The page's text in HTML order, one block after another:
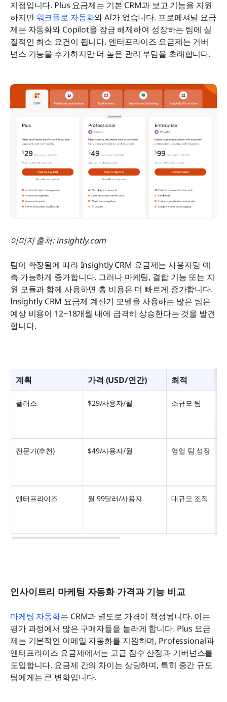
지점입니다. Plus 요금제는 기본 CRM과 보고 기능을 지원
하지만 워크플로 자동화와 AI가 없습니다. 프로페셔널 요금
제는 자동화와 Copilot을 잠금 해제하여 성장하는 팀에 실
질적인 최소 요건이 됩니다. 엔터프라이즈 요금제는 거버
넌스 기능을 추가하지만 더 높은 관리 부담을 초래합니다.
이미지 출처: insightly.com
팀이 확장됨에 따라 Insightly CRM 요금제는 사용자당 예
측 가능하게 증가합니다. 그러나 마케팅, 결합 기능 또는 지
원 모듈과 함께 사용하면 총 비용은 더 빠르게 증가합니다.
Insightly CRM 요금제 계산기 모델을 사용하는 많은 팀은
예상 비용이 12~18개월 내에 급격히 상승한다는 것을 발견
합니다.
계획 가격 (USD/연간) 최적
플러스 $29/사용자/월 소규모 팀
전문가(추천) $49/사용자/월 영업 팀 성장
엔터프라이즈 월 99달러/사용자 대규모 조직
인사이트리 마케팅 자동화 가격과 기능 비교
마케팅 자동화는 CRM과 별도로 가격이 책정됩니다. 이는
평가 과정에서 많은 구매자들을 놀라게 합니다. Plus 요금
제는 기본적인 이메일 자동화를 지원하며, Professional과
엔터프라이즈 요금제에서는 고급 점수 산정과 거버넌스를
도입합니다. 요금제 간의 차이는 상당하며, 특히 중간 규모
팀에게는 큰 변화입니다.